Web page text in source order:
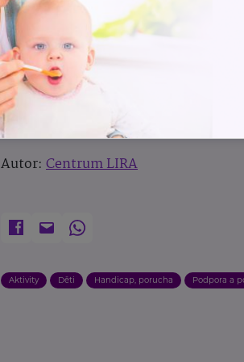
Den otevřených dveří nabízí prostor
určen všem, kteří chtějí lépe
praxi a jakou roli hraje v životech
Autor: Centrum LIRA
Aktivity Děti Handicap, porucha Podpora a